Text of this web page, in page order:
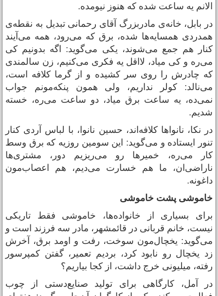
یه ساعت شده که هنوز نیومده.
بابل، خانه‌ی مادربزرگ آقای رحمانی‌ تبدیل به نقطه‌ی
همسایه‌ها شده، برق که می‌رود، همه می‌آیند
هم جمع می‌شوند، یکی می‌گوید: اگه بدونیم کی
و کی میاد، لااقل یه فکری می‌کنیم، زن سالمندی
چادرش را روی سر کشیده و از گرما کلافه است،
کولر نداریم، ولی همون پنکه‌مونم جواب
یه ساعت برق میاد، دو ساعت می‌ره، خسته
نکا، نانواها کلافه‌اند، حسین نانوا، با لباس آردی کنار
ایستاده و می‌گوید: این سومین روزیه که برق وسط
می‌ره، خمیرها رو می‌ریزیم دور، مشتری‌ها
ما هم خسارت می‌دیم، هم اعصاب‌مون
پشت خاموشی
بسیاری از خانواده‌ها، خاموشی فقط تاریکی
خانم قربانی در قائمشهر، مادر سه فرزند است و
یخچال‌مون سوخت، رفت و اومد برق، آخرش
یخچال رو نابود کرد، بردیم تعمیر، گفتن کمپرسور
میلیونی خرج داشت، از کجا بیاریم؟
آمل، کارگاهی برای تولید صنایع‌دستی از چوب